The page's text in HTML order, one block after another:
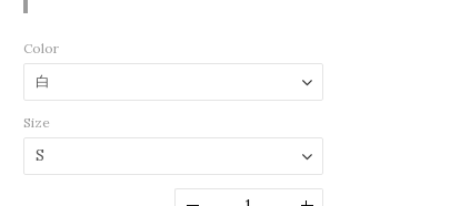
Color
Size